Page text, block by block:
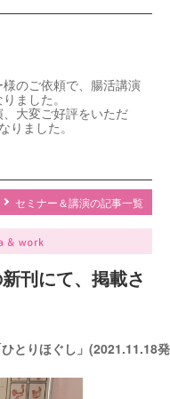
のご依頼で、腸活講演
ました。
大変ご好評をいただ
りました。
セミナー＆講演の記事一覧
刊にて、掲載さ
とりほぐし」(2021.11.18